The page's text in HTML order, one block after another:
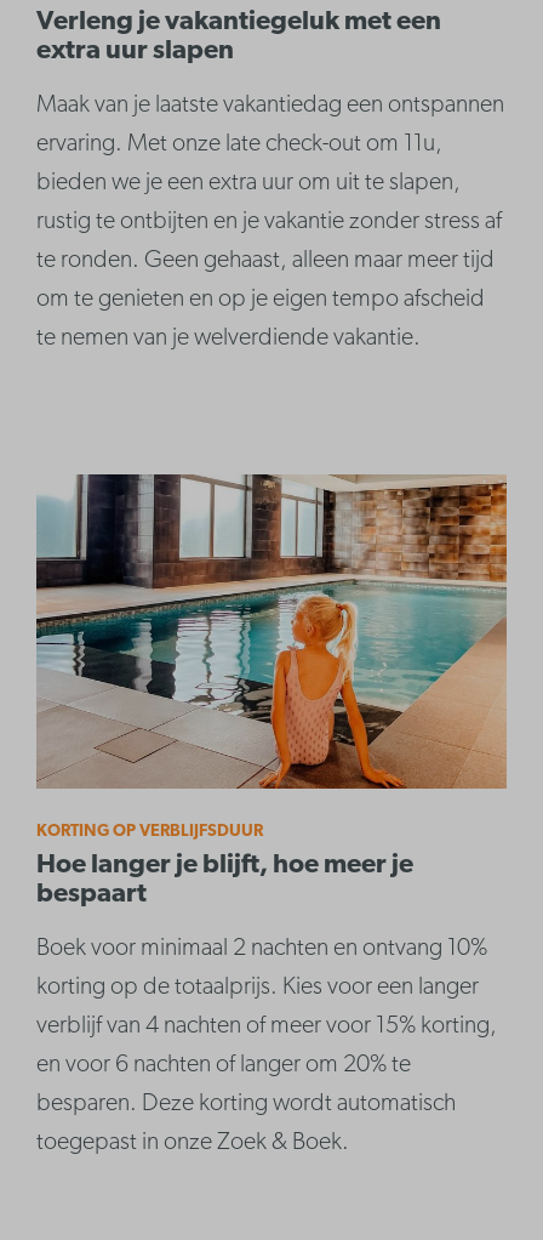
Verleng je vakantiegeluk met een
extra uur slapen
Maak van je laatste vakantiedag een ontspannen
ervaring. Met onze late check-out om 11u,
bieden we je een extra uur om uit te slapen,
rustig te ontbijten en je vakantie zonder stress af
te ronden. Geen gehaast, alleen maar meer tijd
om te genieten en op je eigen tempo afscheid
te nemen van je welverdiende vakantie.
KORTING OP VERBLIJFSDUUR
Hoe langer je blijft, hoe meer je
bespaart
Boek voor minimaal 2 nachten en ontvang 10%
korting op de totaalprijs. Kies voor een langer
verblijf van 4 nachten of meer voor 15% korting,
en voor 6 nachten of langer om 20% te
besparen. Deze korting wordt automatisch
toegepast in onze Zoek & Boek.